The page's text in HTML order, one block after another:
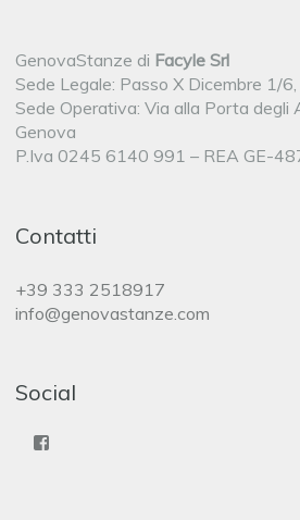
GenovaStanze di Facyle Srl
Sede Legale: Passo X Dicembre 1/
Sede Operativa: Via alla Porta
Genova
P.Iva 0245 6140 991 – REA GE-
Contatti
+39 333 2518917
info@genovastanze.com
Social